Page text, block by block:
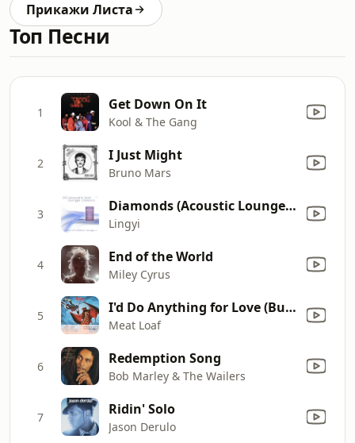
Прикажи Листа
Топ Песни
1 Get Down On It
Kool & The Gang
2 I Just Might
Bruno Mars
3 Diamonds (Acoustic Lounge Mix)
Lingyi
4 End of the World
Miley Cyrus
5 I'd Do Anything for Love (But I Won't Do That) [Single Edit]
Meat Loaf
6 Redemption Song
Bob Marley & The Wailers
7 Ridin' Solo
Jason Derulo